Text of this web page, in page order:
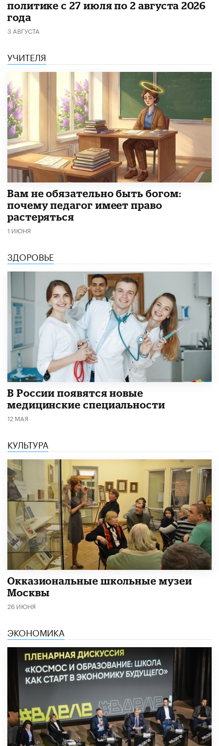
политике с 27 июля по 2 августа 2026
года
3 АВГУСТА
УЧИТЕЛЯ
​Вам не обязательно быть богом:
почему педагог имеет право
растеряться
1 ИЮНЯ
ЗДОРОВЬЕ
В России появятся новые
медицинские специальности
12 МАЯ
КУЛЬТУРА
​Окказиональные школьные музеи
Москвы
26 ИЮНЯ
ЭКОНОМИКА